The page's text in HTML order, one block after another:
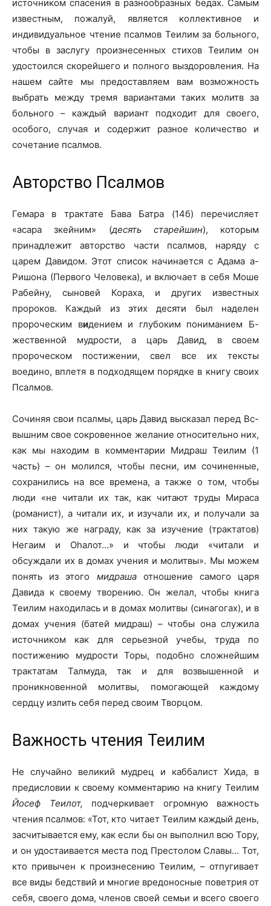
источником спасения в разнообразных бедах. Самым
известным, пожалуй, является коллективное и
индивидуальное чтение псалмов Теилим за больного,
чтобы в заслугу произнесенных стихов Теилим он
удостоился скорейшего и полного выздоровления. На
нашем сайте мы предоставляем вам возможность
выбрать между тремя вариантами таких молитв за
больного – каждый вариант подходит для своего,
особого, случая и содержит разное количество и
сочетание псалмов.
Авторство Псалмов
Гемара в трактате Бава Батра (14б) перечисляет
«асара зкейним» (десять старейшин), которым
принадлежит авторство части псалмов, наряду с
царем Давидом. Этот список начинается с Адама а-
Ришона (Первого Человека), и включает в себя Моше
Рабейну, сыновей Кораха, и других известных
пророков. Каждый из этих десяти был наделен
пророческим видением и глубоким пониманием Б-
жественной мудрости, а царь Давид, в своем
пророческом постижении, свел все их тексты
воедино, вплетя в подходящем порядке в книгу своих
Псалмов.
Сочиняя свои псалмы, царь Давид высказал перед Вс-
вышним свое сокровенное желание относительно них,
как мы находим в комментарии Мидраш Теилим (1
часть) – он молился, чтобы песни, им сочиненные,
сохранились на все времена, а также о том, чтобы
люди «не читали их так, как читают труды Мираса
(романист), а читали их, и изучали их, и получали за
них такую же награду, как за изучение (трактатов)
Негаим и Оhалот…» и чтобы люди «читали и
обсуждали их в домах учения и молитвы». Мы можем
понять из этого мидрашаотношение самого царя
Давида к своему творению. Он желал, чтобы книга
Теилим находилась и в домах молитвы (синагогах), и в
домах учения (батей мидраш) – чтобы она служила
источником как для серьезной учебы, труда по
постижению мудрости Торы, подобно сложнейшим
трактатам Талмуда, так и для возвышенной и
проникновенной молитвы, помогающей каждому
сердцу излить себя перед своим Творцом.
Важность чтения Теилим
Не случайно великий мудрец и каббалист Хида, в
предисловии к своему комментарию на книгу Теилим
Йосеф Теилот, подчеркивает огромную важность
чтения псалмов: «Тот, кто читает Теилим каждый день,
засчитывается ему, как если бы он выполнил всю Тору,
и он удостаивается места под Престолом Славы… Тот,
кто привычен к произнесению Теилим, – отпугивает
все виды бедствий и многие вредоносные поветрия от
себя, своего дома, членов своей семьи и всего своего